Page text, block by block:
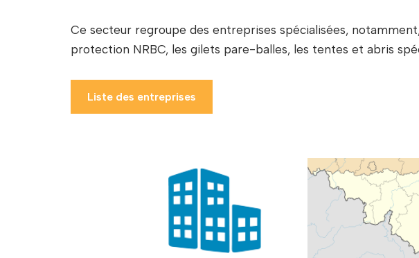
Ce secteur regroupe des entreprises spécialisées,
protection NRBC, les gilets pare-balles, les tentes et abris
Liste des entreprises